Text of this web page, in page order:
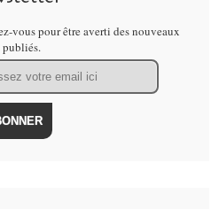
vous pour être averti des nouveaux